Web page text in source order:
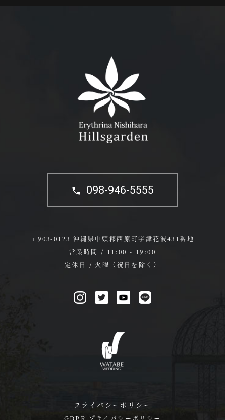
098-946-5555
〒903-0123 沖縄県中頭郡西原町字津花波431番地
営業時間 / 11:00 - 19:00
定休日 / 火曜（祝日を除く）
プライバシーポリシー